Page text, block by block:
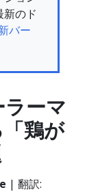
のド
バー
ーマ
鶏が
| 翻訳: